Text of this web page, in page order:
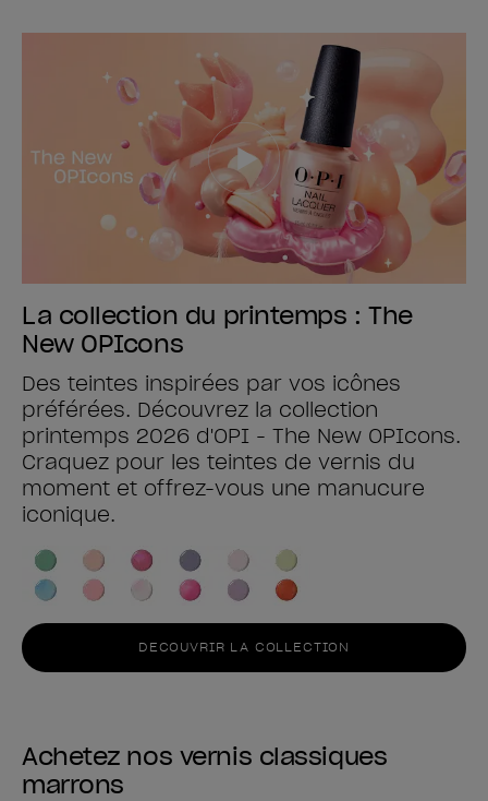
La collection du printemps : The
New OPIcons
Des teintes inspirées par vos icônes
préférées. Découvrez la collection
printemps 2026 d'OPI - The New OPIcons.
Craquez pour les teintes de vernis du
moment et offrez-vous une manucure
iconique.
DECOUVRIR LA COLLECTION
Achetez nos vernis classiques
marrons